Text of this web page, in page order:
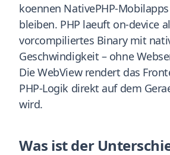
koennen NativePHP-
bleiben. PHP laeuft on-device
vorcompiliertes Binary mit
Geschwindigkeit – ohne
Die WebView rendert das
PHP-Logik direkt auf dem
wird.
Was ist der